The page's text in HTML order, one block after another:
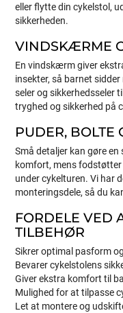
eller flytte din cykelstol,
sikkerheden.
VINDSKÆRME
En vindskærm giver
insekter, så barnet
seler og sikkerhedsseler
tryghed og sikkerhed på
PUDER, BOLTE
Små detaljer kan gøre
komfort, mens
under cykelturen. Vi har
monteringsdele, så du
FORDELE VED
TILBEHØR
Sikrer optimal pasform
Bevarer cykelstolens
Giver ekstra komfort til
Mulighed for at tilpasse
Let at montere og